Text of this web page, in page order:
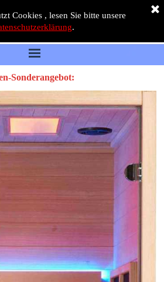
Cookies , lesen Sie bitte unsere
.
Sonderangebot: